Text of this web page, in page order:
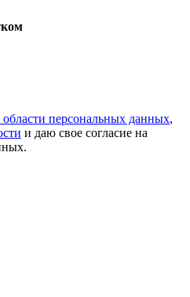
персональных данных,
и даю свое согласие на